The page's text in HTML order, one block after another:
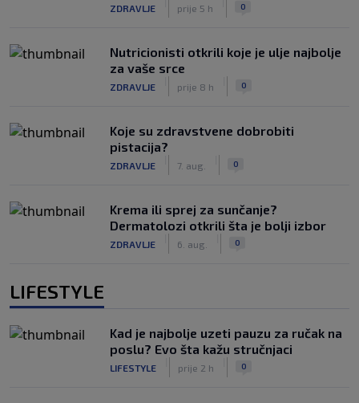
ZDRAVLJE prije 5 h 0
Nutricionisti otkrili koje je ulje najbolje
za vaše srce
ZDRAVLJE prije 8 h 0
Koje su zdravstvene dobrobiti
pistacija?
ZDRAVLJE 7. aug. 0
Krema ili sprej za sunčanje?
Dermatolozi otkrili šta je bolji izbor
ZDRAVLJE 6. aug. 0
LIFESTYLE
Kad je najbolje uzeti pauzu za ručak na
poslu? Evo šta kažu stručnjaci
LIFESTYLE prije 2 h 0